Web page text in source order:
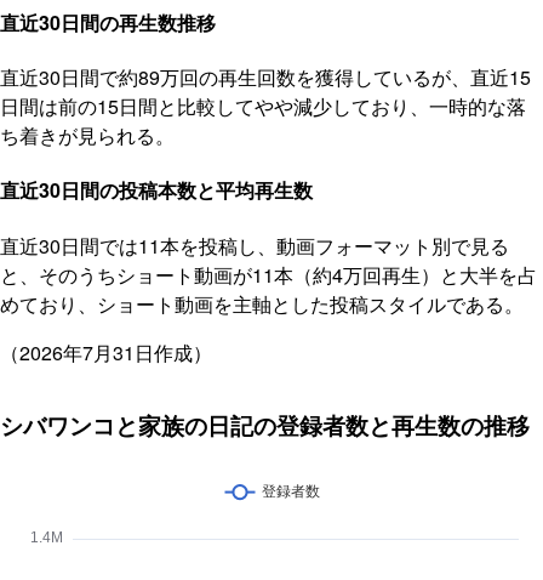
直近30日間の再生数推移
直近30日間で約89万回の再生回数を獲得しているが、直近15
日間は前の15日間と比較してやや減少しており、一時的な落
ち着きが見られる。
直近30日間の投稿本数と平均再生数
直近30日間では11本を投稿し、動画フォーマット別で見る
と、そのうちショート動画が11本（約4万回再生）と大半を占
めており、ショート動画を主軸とした投稿スタイルである。
（2026年7月31日作成）
シバワンコと家族の日記の登録者数と再生数の推移